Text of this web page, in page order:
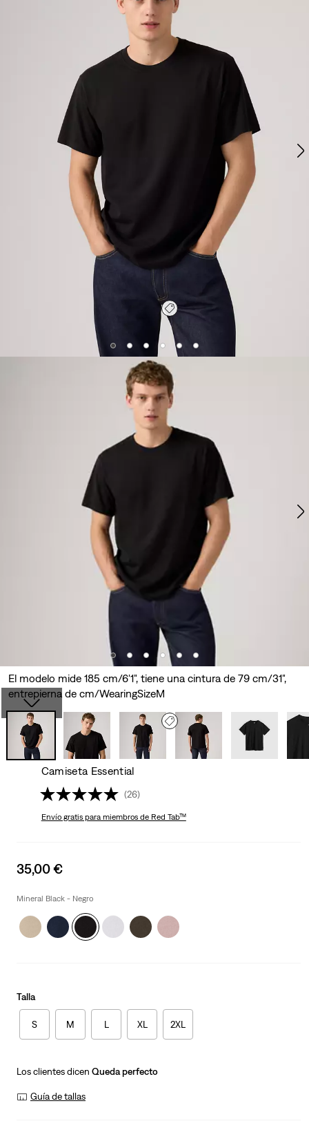
El modelo mide 185 cm/6'1", tiene una cintura de 79 cm/31",
entrepierna de cm/WearingSizeM
Camiseta Essential
(26)
Envío gratispara miembros de Red Tab™
Sale
is
35,00 €
Mineral Black - Negro
Talla
S M L XL 2XL
Los clientes dicen Queda perfecto
Guía de tallas